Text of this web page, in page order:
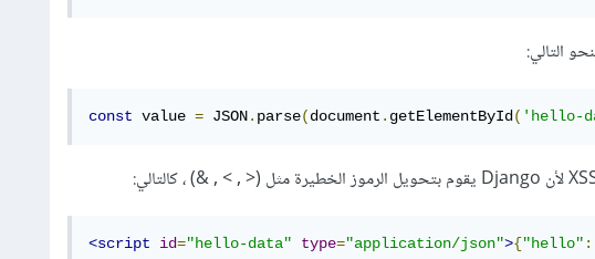
التالي:
const value = JSON. parse(document . getElementById ( 'hello-
<script id="hello-data" type="application/json">{"hello" :